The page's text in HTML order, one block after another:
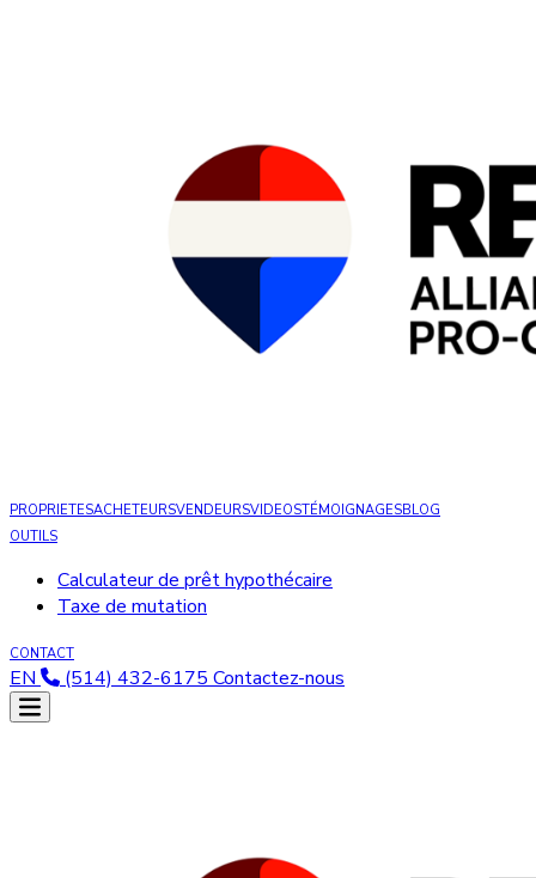
PROPRIETESACHETEURSVENDEURSVIDEOSTÉMOIGNAGESBLOG
OUTILS
Calculateur de prêt hypothécaire
Taxe de mutation
CONTACT
EN (514) 432-6175 Contactez-nous